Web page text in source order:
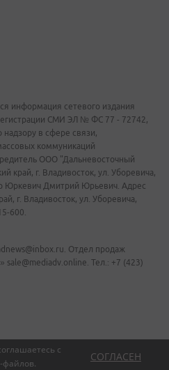
с
файлов.
СОГЛАСЕН
информация сетевого издания
СМИ ЭЛ № ФС 77 - 72742,
в сфере связи,
коммуникаций
ООО "Дальневосточный
край, г. Владивосток, ул. Уборевича,
Юркевич Дмитрий Юрьевич. Адрес
г. Владивосток, ул. Уборевича,
600.
Отдел продаж
Тел.: +7 (423)